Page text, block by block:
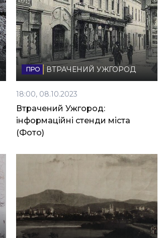
ВТРАЧЕНИЙ УЖГОРОД
18:00, 08.10.2023
Втрачений Ужгород:
інформаційні стенди міста
(Фото)